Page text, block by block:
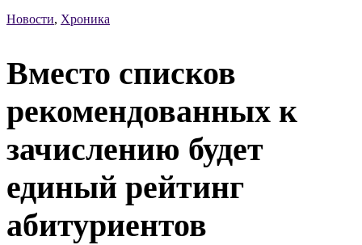
Новости, Хроника
Вместо списков
рекомендованных к
зачислению будет
единый рейтинг
абитуриентов